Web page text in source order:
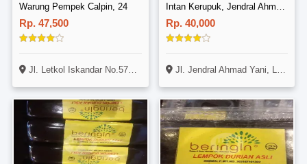
Warung Pempek Calpin, 24
Rp. 47,500
Jl. Letkol Iskandar No.572, 24 Ilir, Kec. Bukit Kecil, Kota Palembang, Sumatera Selatan 30134
Rp. 40,000
Jl. Jendral Ahmad Yani, Lorong Bahagia No.2, Seberang Ulu 2, Palembang